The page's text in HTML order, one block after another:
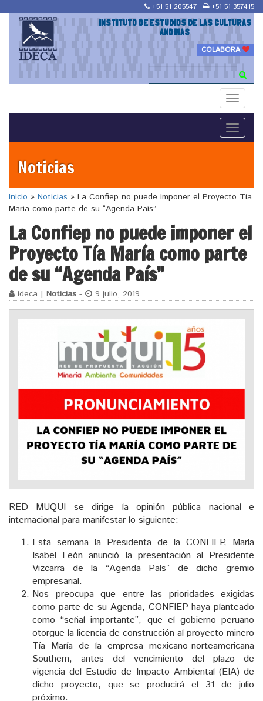
+51 51 205547 +51 51 357415
INSTITUTO DE ESTUDIOS DE LAS CULTURAS
ANDINAS
COLABORA
Toggle
Toggle
Noticias
Inicio » Noticias » La Confiep no puede imponer el Proyecto Tía
María como parte de su “Agenda País”
La Confiep no puede imponer el
Proyecto Tía María como parte
de su “Agenda País”
ideca | Noticias - 9 julio, 2019
RED MUQUI se dirige la opinión pública nacional e
internacional para manifestar lo siguiente:
Esta semana la Presidenta de la CONFIEP, María
Isabel León anunció la presentación al Presidente
Vizcarra de la “Agenda País” de dicho gremio
empresarial.
Nos preocupa que entre las prioridades exigidas
como parte de su Agenda, CONFIEP haya planteado
como “señal importante”, que el gobierno peruano
otorgue la licencia de construcción al proyecto minero
Tía María de la empresa mexicano-norteamericana
Southern, antes del vencimiento del plazo de
vigencia del Estudio de Impacto Ambiental (EIA) de
dicho proyecto, que se producirá el 31 de julio
próximo.